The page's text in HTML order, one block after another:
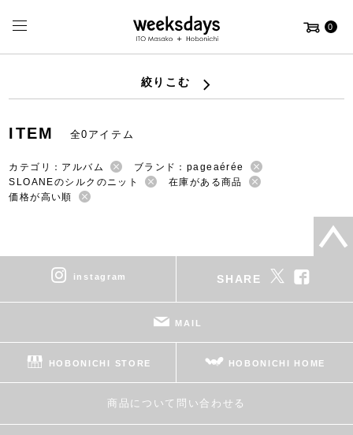
0
絞りこむ
ITEM 全0アイテム
カテゴリ：アルバム
ブランド：pageaérée
SLOANEのシルクのニット
在庫がある商品
価格が高い順
instagram SHARE
MAIL
HOBONICHI STORE HOBONICHI HOME
商品について問い合わせる